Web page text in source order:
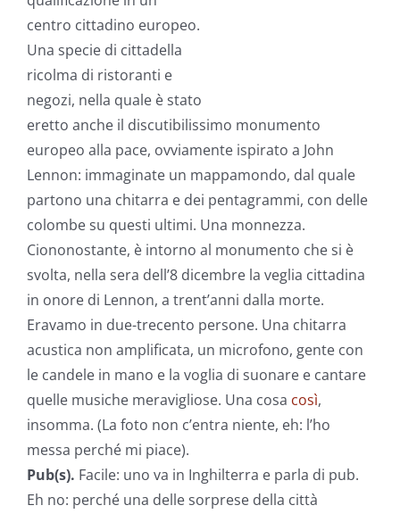
centro cittadino europeo.
Una specie di cittadella
ricolma di ristoranti e
negozi, nella quale è stato
eretto anche il discutibilissimo monumento
europeo alla pace, ovviamente ispirato a John
Lennon: immaginate un mappamondo, dal quale
partono una chitarra e dei pentagrammi, con delle
colombe su questi ultimi. Una monnezza.
Ciononostante, è intorno al monumento che si è
svolta, nella sera dell’8 dicembre la veglia cittadina
in onore di Lennon, a trent’anni dalla morte.
Eravamo in due-trecento persone. Una chitarra
acustica non amplificata, un microfono, gente con
le candele in mano e la voglia di suonare e cantare
quelle musiche meravigliose. Una cosa così,
insomma. (La foto non c’entra niente, eh: l’ho
messa perché mi piace).
Pub(s). Facile: uno va in Inghilterra e parla di pub.
Eh no: perché una delle sorprese della città